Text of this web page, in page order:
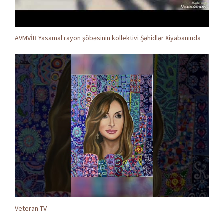
AVMVİB Yasamal rayon şöbəsinin kollektivi Şəhidlər Xiyabanında
Veteran TV